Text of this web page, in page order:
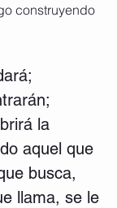
construyendo
la
aquel que
busca,
llama, se le